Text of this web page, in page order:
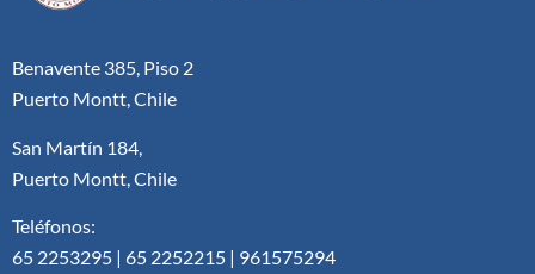
Benavente 385, Piso 2
Puerto Montt, Chile
San Martín 184,
Puerto Montt, Chile
Teléfonos:
65 2253295 | 65 2252215 | 961575294